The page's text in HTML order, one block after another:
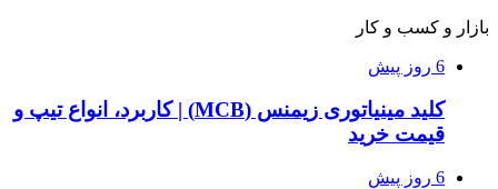
بازار و کسب و کار
6 روز پیش
کلید مینیاتوری زیمنس (MCB) | کاربرد، انواع تیپ و
قیمت خرید
6 روز پیش